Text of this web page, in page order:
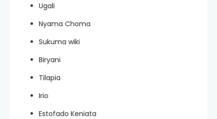
Ugali
Nyama Choma
Sukuma wiki
Biryani
Tilapia
Irio
Estofado Keniata